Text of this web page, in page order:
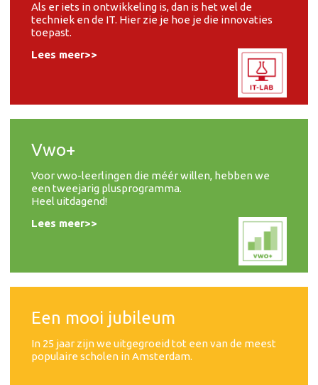
Als er iets in ontwikkeling is, dan is het wel de
techniek en de IT. Hier zie je hoe je die innovaties
toepast.
Lees meer>>
Vwo+
Voor vwo-leerlingen die méér willen, hebben we
een tweejarig plusprogramma.
Heel uitdagend!
Lees meer>>
Een mooi jubileum
In 25 jaar zijn we uitgegroeid tot een van de meest
populaire scholen in Amsterdam.